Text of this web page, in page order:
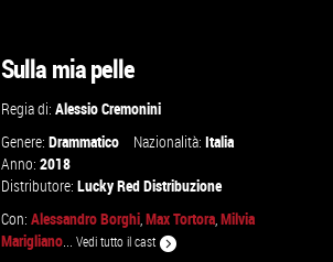
Sulla mia pelle
Regia di:Alessio Cremonini
Genere:Drammatico Nazionalità:Italia
Anno:2018
Distributore:Lucky Red Distribuzione
Con:Alessandro Borghi,Max Tortora,Milvia
Marigliano...Vedi tutto il cast